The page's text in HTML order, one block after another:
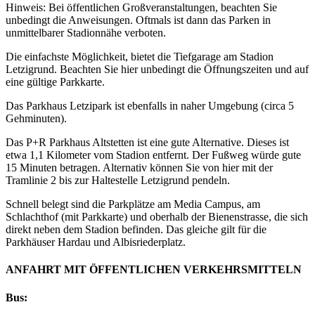
Hinweis: Bei öffentlichen Großveranstaltungen, beachten Sie
unbedingt die Anweisungen. Oftmals ist dann das Parken in
unmittelbarer Stadionnähe verboten.
Die einfachste Möglichkeit, bietet die Tiefgarage am Stadion
Letzigrund. Beachten Sie hier unbedingt die Öffnungszeiten und auf
eine gültige Parkkarte.
Das Parkhaus Letzipark ist ebenfalls in naher Umgebung (circa 5
Gehminuten).
Das P+R Parkhaus Altstetten ist eine gute Alternative. Dieses ist
etwa 1,1 Kilometer vom Stadion entfernt. Der Fußweg würde gute
15 Minuten betragen. Alternativ können Sie von hier mit der
Tramlinie 2 bis zur Haltestelle Letzigrund pendeln.
Schnell belegt sind die Parkplätze am Media Campus, am
Schlachthof (mit Parkkarte) und oberhalb der Bienenstrasse, die sich
direkt neben dem Stadion befinden. Das gleiche gilt für die
Parkhäuser Hardau und Albisriederplatz.
ANFAHRT MIT ÖFFENTLICHEN VERKEHRSMITTELN
Bus: